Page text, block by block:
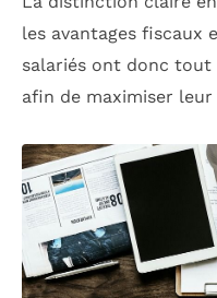
les avantages fiscaux
salariés ont donc tout
afin de maximiser